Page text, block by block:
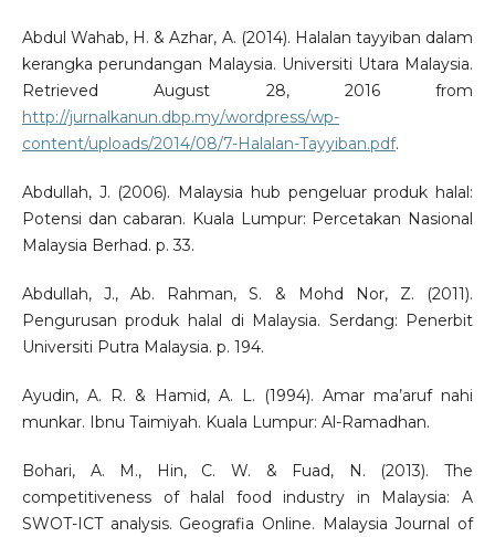
Abdul Wahab, H. & Azhar, A. (2014). Halalan tayyiban dalam
kerangka perundangan Malaysia. Universiti Utara Malaysia.
Retrieved August 28, 2016 from
http://jurnalkanun.dbp.my/wordpress/wp-
content/uploads/2014/08/7-Halalan-Tayyiban.pdf.
Abdullah, J. (2006). Malaysia hub pengeluar produk halal:
Potensi dan cabaran. Kuala Lumpur: Percetakan Nasional
Malaysia Berhad. p. 33.
Abdullah, J., Ab. Rahman, S. & Mohd Nor, Z. (2011).
Pengurusan produk halal di Malaysia. Serdang: Penerbit
Universiti Putra Malaysia. p. 194.
Ayudin, A. R. & Hamid, A. L. (1994). Amar ma’aruf nahi
munkar. Ibnu Taimiyah. Kuala Lumpur: Al-Ramadhan.
Bohari, A. M., Hin, C. W. & Fuad, N. (2013). The
competitiveness of halal food industry in Malaysia: A
SWOT-ICT analysis. Geografia Online. Malaysia Journal of